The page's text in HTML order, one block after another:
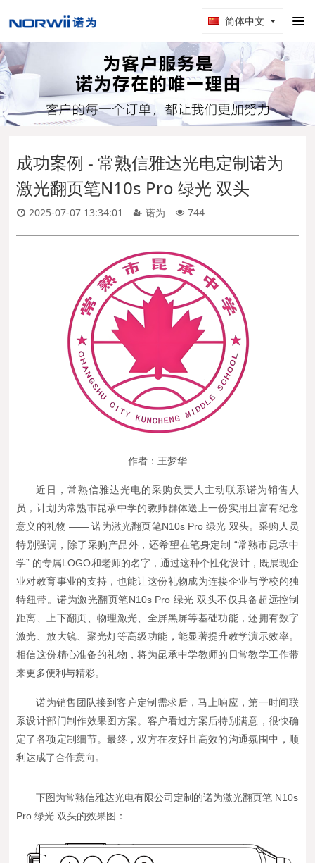
简体中文
成功案例 - 常熟信雅达光电定制诺为
激光翻页笔N10s Pro 绿光 双头
2025-07-07 13:34:01 诺为 744
作者：王梦华
近日，常熟信雅达光电的采购负责人主动联系诺为销售人
员，计划为常熟市昆承中学的教师群体送上一份实用且富有纪念
意义的礼物 —— 诺为激光翻页笔N10s Pro 绿光 双头。采购人员
特别强调，除了采购产品外，还希望在笔身定制 “常熟市昆承中
学” 的专属LOGO和老师的名字，通过这种个性化设计，既展现企
业对教育事业的支持，也能让这份礼物成为连接企业与学校的独
特纽带。诺为激光翻页笔N10s Pro 绿光 双头不仅具备超远控制
距离、上下翻页、物理激光、全屏黑屏等基础功能，还拥有数字
激光、放大镜、聚光灯等高级功能，能显著提升教学演示效率。
相信这份精心准备的礼物，将为昆承中学教师的日常教学工作带
来更多便利与精彩。
诺为销售团队接到客户定制需求后，马上响应，第一时间联
系设计部门制作效果图方案。客户看过方案后特别满意，很快确
定了各项定制细节。最终，双方在友好且高效的沟通氛围中，顺
利达成了合作意向。
下图为常熟信雅达光电有限公司定制的诺为激光翻页笔 N10s
Pro 绿光 双头的效果图：